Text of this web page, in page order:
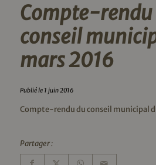
Compte-rendu
conseil
mars 2016
Publié le 1 juin 2016
Compte-rendu du conseil municipal
Partager :